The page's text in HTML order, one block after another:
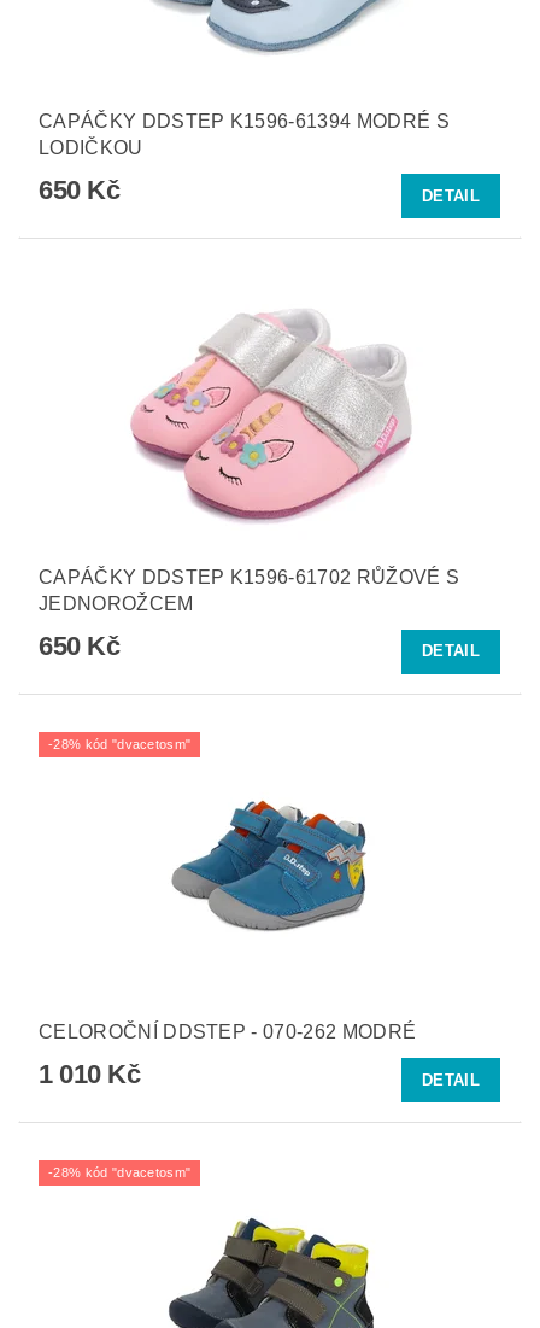
CAPÁČKY DDSTEP K1596-61394 MODRÉ S
LODIČKOU
650 Kč DETAIL
CAPÁČKY DDSTEP K1596-61702 RŮŽOVÉ S
JEDNOROŽCEM
650 Kč DETAIL
-28% kód "dvacetosm"
CELOROČNÍ DDSTEP - 070-262 MODRÉ
1 010 Kč DETAIL
-28% kód "dvacetosm"